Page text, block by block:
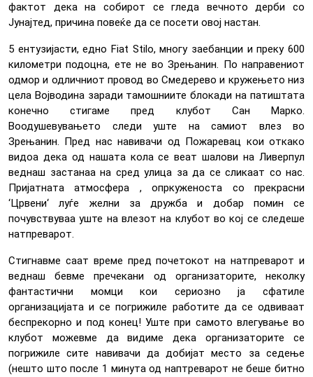
фактот дека на собирот се гледа вечното дерби со
Јунајтед, причина повеќе да се посети овој настан.
5 ентузијасти, едно Fiat Stilo, многу заебанции и преку 600
километри подоцна, ете не во Зрењанин. По направениот
одмор и одличниот провод во Смедерево и кружењето низ
цела Војводина заради тамошниите блокади на патиштата
конечно стигаме пред клубот Сан Марко.
Воодушевувањето следи уште на самиот влез во
Зрењанин. Пред нас навивачи од Пожаревац кои откако
видоа дека од нашата кола се веат шалови на Ливерпул
веднаш застанаа на сред улица за да се сликаат со нас.
Пријатната атмосфера , опркуженоста со прекрасни
‘Црвени‘ луѓе желни за дружба и добар помин се
почувствуваа уште на влезот на клубот во кој се следеше
натпреварот.
Стигнавме саат време пред почетокот на натпреварот и
веднаш бевме пречекани од организаторите, неколку
фантастични момци кои сериозно ја сфатиле
организацијата и се погрижиле работите да се одвиваат
беспрекорно и под конец! Уште при самото влегување во
клубот можевме да видиме дека организаторите се
погрижиле сите навивачи да добијат место за седење
(нешто што после 1 минута од наптреварот не беше битно